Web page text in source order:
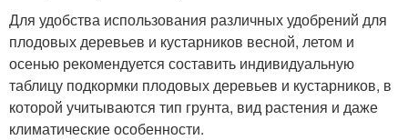
Для удобства использования различных удобрений для
плодовых деревьев и кустарников весной, летом и
осенью рекомендуется составить индивидуальную
таблицу подкормки плодовых деревьев и кустарников, в
которой учитываются тип грунта, вид растения и даже
климатические особенности.